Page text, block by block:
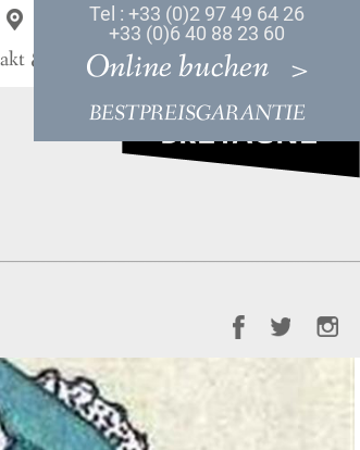
& Anfahrt
Tel : +33 (0)2 97 49 64 26
+33 (0)6 40 88 23 60
Online buchen
BESTPREISGARANTIE